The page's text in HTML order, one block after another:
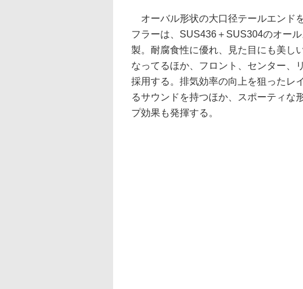
オーバル形状の大口径テールエンド
フラーは、SUS436＋SUS304のオー
製。耐腐食性に優れ、見た目にも美し
なってるほか、フロント、センター、
採用する。排気効率の向上を狙ったレ
るサウンドを持つほか、スポーティな
プ効果も発揮する。